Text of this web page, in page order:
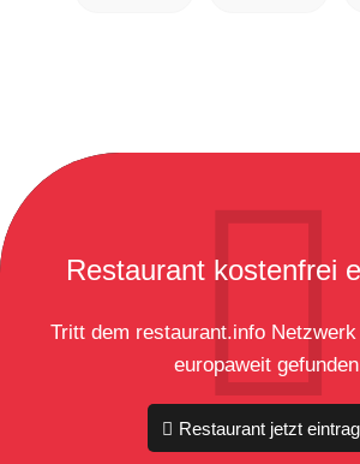
Restaurant kostenfrei
Tritt dem restaurant.info
europaweit
Restaurant jetzt